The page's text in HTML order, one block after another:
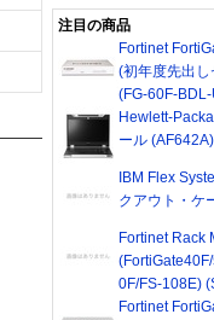
注目の商品
Fortinet
(初年度先出
(FG-60F-
Hewlett-
ール (AF642A)
IBM Flex
クアウト・ケ
Fortinet Rack
0F/FS-108E)
Fortinet